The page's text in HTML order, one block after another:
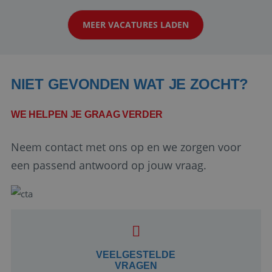
klanten te overtuigen om die droomreis te
boeken! ...
MEER VACATURES LADEN
NIET GEVONDEN WAT JE ZOCHT?
WE HELPEN JE GRAAG VERDER
Neem contact met ons op en we zorgen voor
een passend antwoord op jouw vraag.
VEELGESTELDE
VRAGEN
Google Privacy Policy